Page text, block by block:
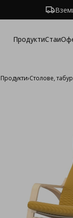
ПродуктиСтаи
Продукти›Столове,